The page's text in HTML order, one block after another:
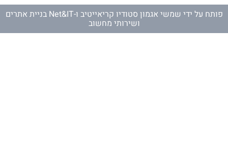
פותח על ידי שמשי אגמון סטודיו קריאייטיב ו- Net&IT בניית אתרים
ושירותי מחשוב